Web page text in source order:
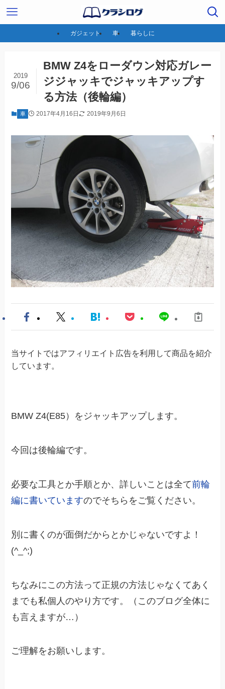
ガジェット 車 暮らしに
BMW Z4をローダウン対応ガレー
ジジャッキでジャッキアップす
る方法（後輪編）
2019
9/06
車 2017年4月16日 2019年9月6日
当サイトではアフィリエイト広告を利用して商品を紹介
しています。
BMW Z4(E85）をジャッキアップします。
今回は後輪編です。
必要な工具とか手順とか、詳しいことは全て前輪
編に書いていますのでそちらをご覧ください。
別に書くのが面倒だからとかじゃないですよ！
(^_^;)
ちなみにこの方法って正規の方法じゃなくてあく
までも私個人のやり方です。（このブログ全体に
も言えますが…）
ご理解をお願いします。